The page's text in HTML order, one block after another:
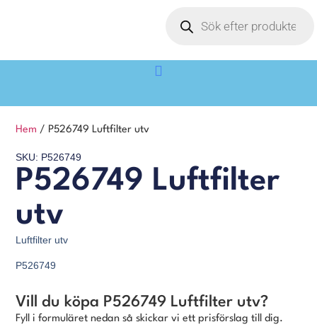
Hem / P526749 Luftfilter utv
SKU: P526749
P526749 Luftfilter
utv
Luftfilter utv
P526749
Vill du köpa P526749 Luftfilter utv?
Fyll i formuläret nedan så skickar vi ett prisförslag till dig.